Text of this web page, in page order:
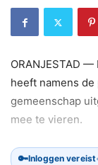
ORANJESTAD
heeft namens
gemeenschap
mee te vieren.
🔑Inloggen vereist